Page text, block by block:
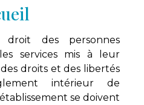
des personnes
services mis à leur
droits et des libertés
intérieur de
se doivent